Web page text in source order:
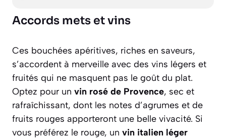
Accords mets et vins
Ces bouchées apéritives, riches en saveurs,
s’accordent à merveille avec des vins légers et
fruités qui ne masquent pas le goût du plat.
Optez pour un vin rosé de Provence, sec et
rafraîchissant, dont les notes d’agrumes et de
fruits rouges apporteront une belle vivacité. Si
vous préférez le rouge, un vin italien léger